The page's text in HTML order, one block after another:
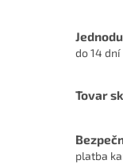
do 14 dní
Tovar
platba